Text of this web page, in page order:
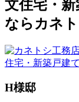
文住宅・
ならカネ
H様邸